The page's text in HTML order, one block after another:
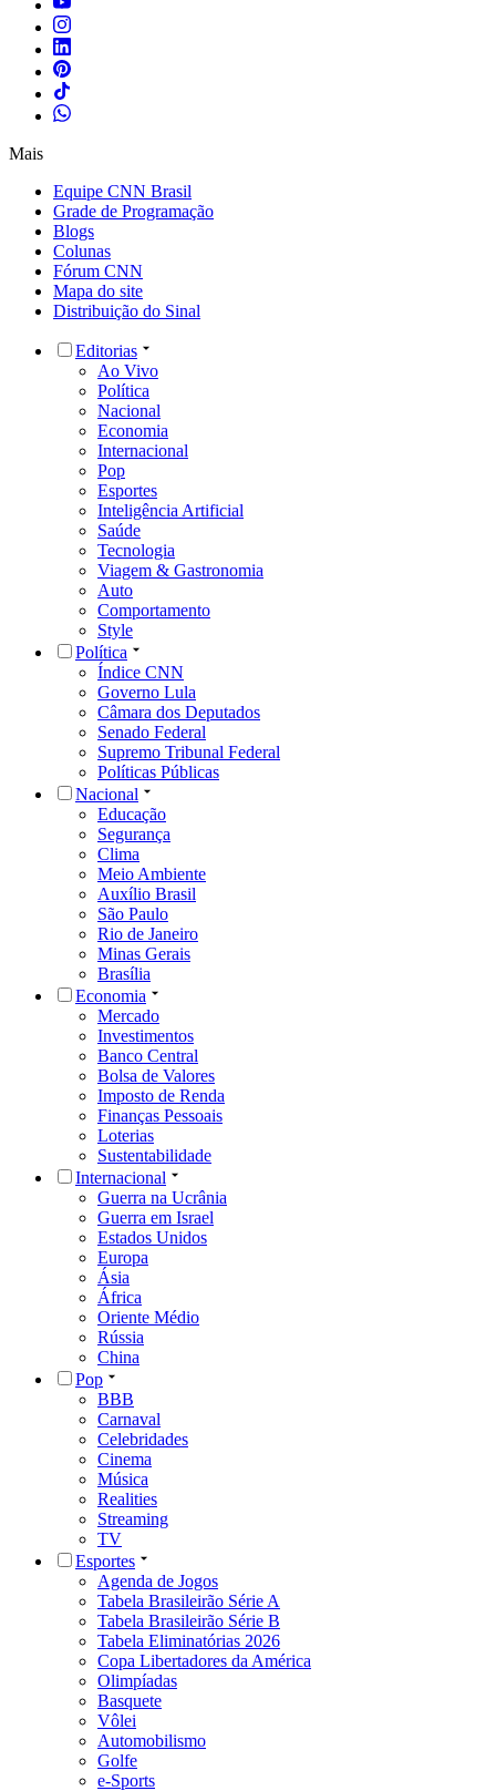
Mais
Equipe CNN Brasil
Grade de Programação
Blogs
Colunas
Fórum CNN
Mapa do site
Distribuição do Sinal
Editorias
Ao Vivo
Política
Nacional
Economia
Internacional
Pop
Esportes
Inteligência Artificial
Saúde
Tecnologia
Viagem & Gastronomia
Auto
Comportamento
Style
Política
Índice CNN
Governo Lula
Câmara dos Deputados
Senado Federal
Supremo Tribunal Federal
Políticas Públicas
Nacional
Educação
Segurança
Clima
Meio Ambiente
Auxílio Brasil
São Paulo
Rio de Janeiro
Minas Gerais
Brasília
Economia
Mercado
Investimentos
Banco Central
Bolsa de Valores
Imposto de Renda
Finanças Pessoais
Loterias
Sustentabilidade
Internacional
Guerra na Ucrânia
Guerra em Israel
Estados Unidos
Europa
Ásia
África
Oriente Médio
Rússia
China
Pop
BBB
Carnaval
Celebridades
Cinema
Música
Realities
Streaming
TV
Esportes
Agenda de Jogos
Tabela Brasileirão Série A
Tabela Brasileirão Série B
Tabela Eliminatórias 2026
Copa Libertadores da América
Olimpíadas
Basquete
Vôlei
Automobilismo
Golfe
e-Sports